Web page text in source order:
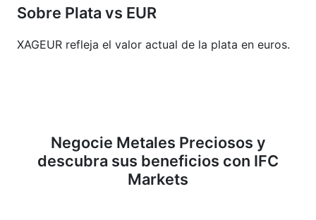
Sobre Plata vs EUR
XAGEUR refleja el valor actual de la plata en euros.
Negocie Metales Preciosos y
descubra sus beneficios con IFC
Markets